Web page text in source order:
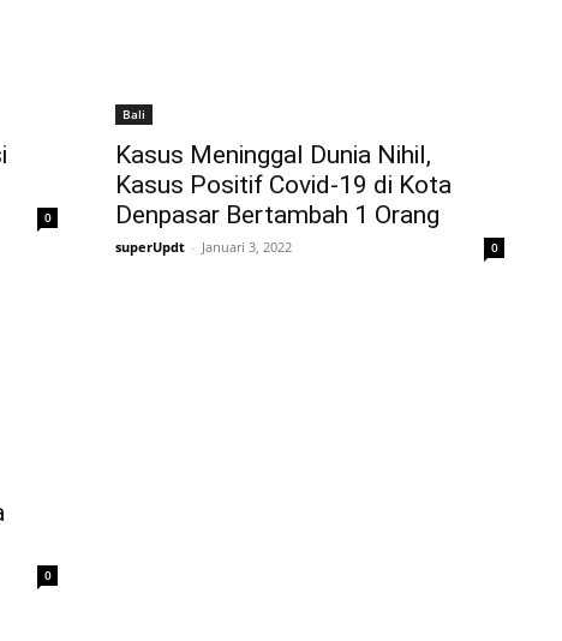
0
Bali
Kasus Meninggal Dunia Nihil,
Kasus Positif Covid-19 di Kota
Denpasar Bertambah 1 Orang
superUpdt - Januari 3, 2022 0
0